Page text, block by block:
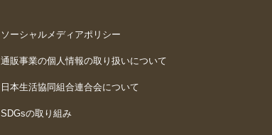
ソーシャルメディアポリシー
通販事業の個人情報の取り扱いについて
日本生活協同組合連合会について
SDGsの取り組み